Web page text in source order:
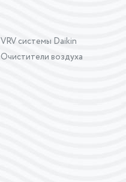
VRV системы Daikin
Очистители воздуха